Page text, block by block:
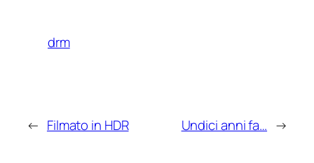
drm
← Filmato in HDR Undici anni fa… →